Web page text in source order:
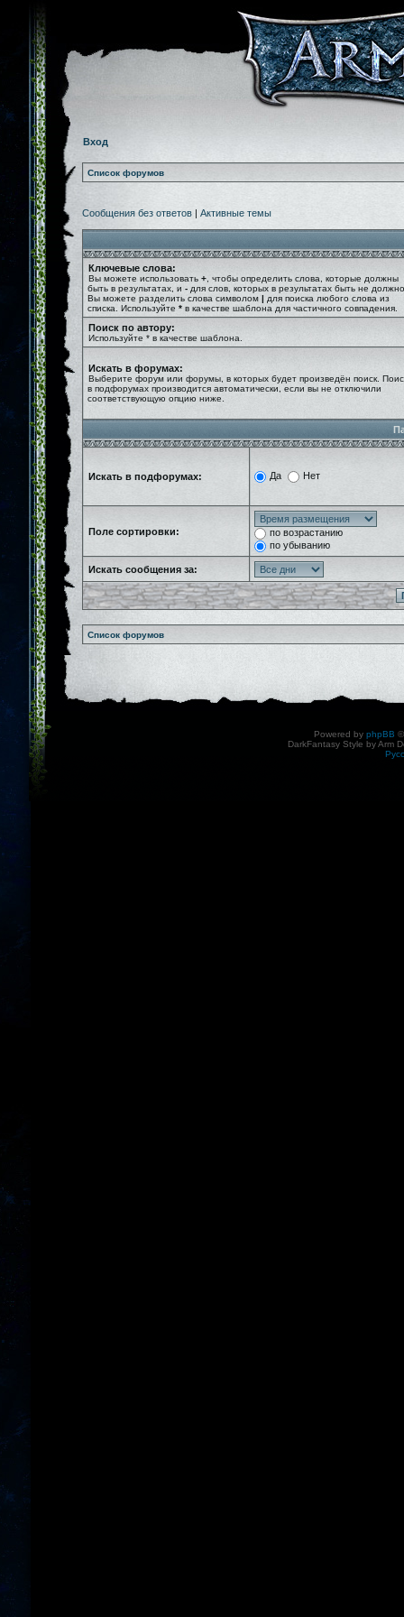
Вход
Список форумов
Сообщения без ответов | Активные темы
Ключевые слова:
Вы можете использовать + , чтобы определить слова, которые должны
быть в результатах, и - для слов, которых в результатах быть не
Вы можете разделить слова символом | для поиска любого слова из
списка. Используйте * в качестве шаблона для частичного совпадения.
Поиск по автору:
Используйте * в качестве шаблона.
Искать в форумах:
Выберите форум или форумы, в которых будет произведён поиск.
в подфорумах производится автоматически, если вы не отключили
соответствующую опцию ниже.
Искать в подфорумах: Да Нет
Поле сортировки:
по возрастанию
по убыванию
Искать сообщения за:
Список форумов
Powered by phpBB
DarkFantasy Style by Arm